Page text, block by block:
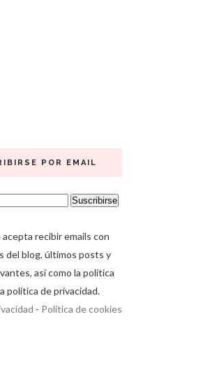
POR EMAIL
recibir emails con
del blog, últimos posts y
así como la política
política de privacidad.
- Política de cookies